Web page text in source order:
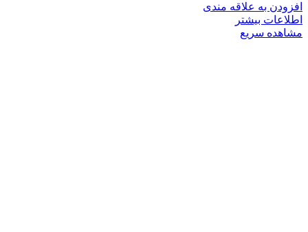
افزودن به علاقه مندی
اطلاعات بیشتر
مشاهده سریع